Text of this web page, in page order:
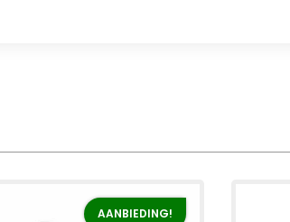
AANBIEDING!